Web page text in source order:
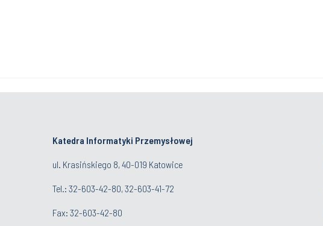
Katedra Informatyki Przemysłowej
ul. Krasińskiego 8, 40-019 Katowice
Tel.: 32-603-42-80, 32-603-41-72
Fax: 32-603-42-80